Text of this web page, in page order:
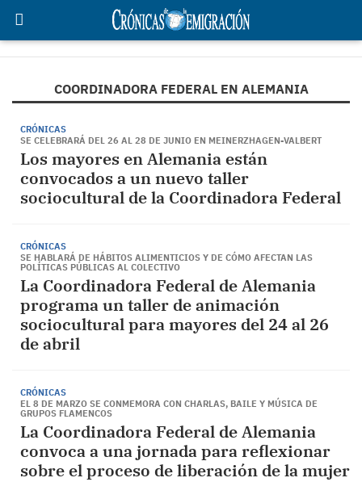
COORDINADORA FEDERAL EN ALEMANIA
CRÓNICAS
SE CELEBRARÁ DEL 26 AL 28 DE JUNIO EN MEINERZHAGEN-VALBERT
Los mayores en Alemania están
convocados a un nuevo taller
sociocultural de la Coordinadora Federal
CRÓNICAS
SE HABLARÁ DE HÁBITOS ALIMENTICIOS Y DE CÓMO AFECTAN LAS
POLÍTICAS PÚBLICAS AL COLECTIVO
La Coordinadora Federal de Alemania
programa un taller de animación
sociocultural para mayores del 24 al 26
de abril
CRÓNICAS
EL 8 DE MARZO SE CONMEMORA CON CHARLAS, BAILE Y MÚSICA DE
GRUPOS FLAMENCOS
La Coordinadora Federal de Alemania
convoca a una jornada para reflexionar
sobre el proceso de liberación de la mujer